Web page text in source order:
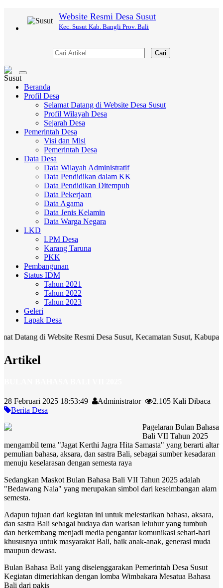
Website Resmi Desa Susut
Kec. Susut Kab. Bangli Prov. Bali
Cari
Toggle
navigation
Beranda
Profil Desa
Selamat Datang di Website Desa Susut
Profil Wilayah Desa
Sejarah Desa
Pemerintah Desa
Visi dan Misi
Pemerintah Desa
Data Desa
Data Wilayah Administratif
Data Pendidikan dalam KK
Data Pendidikan Ditempuh
Data Pekerjaan
Data Agama
Data Jenis Kelamin
Data Warga Negara
LKD
LPM Desa
Karang Taruna
PKK
Pembangunan
Status IDM
Tahun 2021
Tahun 2022
Tahun 2023
Geleri
Lapak Desa
di Website Resmi Desa Susut, Kecamatan Susut, Kabupaten
Artikel
28 Februari 2025 18:53:49 Administrator
2.105 Kali Dibaca
Berita Desa
Pagelaran Bulan Bahasa
Bali VII Tahun 2025
mengambil tema "Jagat Kerthi Jagra Hita Samasta" yang berarti altar
pemulian bahasa, aksara, dan sastra Bali, sebagai sumber kesadaran
menuju keselarasan dengan semesta raya
Sedangkan Maskot Bulan Bahasa Bali VII Tahun 2025 adalah
"Bedawang Nala" yang merupakan simbol dari keseimbangan alam
semesta.
Adapun tujuan dari kegiatan ini untuk melestarikan bahasa, aksara,
dan sastra Bali sebagai budaya dan warisan leluhur yang tumbuh
dan berkembang menjadi media pengantar komunikasi sehari-hari
khususnya untuk masyarakat Bali, baik anak-anak, generasi muda
maupun dewasa.
Bulan Bahasa Bali yang diselenggarakan Pemerintah Desa Susut
Kegiatan dimeriahkan dengan lomba Wimbakara Mesatua Bahasa
Bali dari pakis